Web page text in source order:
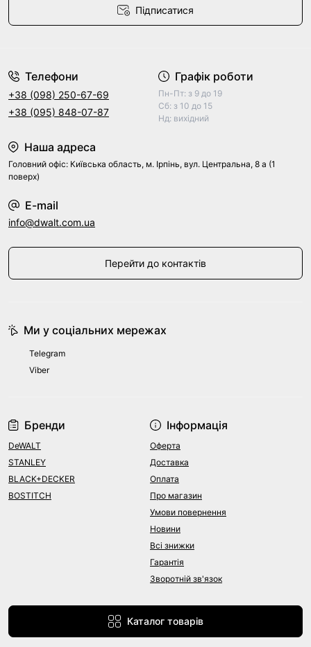
Підписатися
Телефони
+38 (098) 250-67-69
+38 (095) 848-07-87
Графік роботи
Пн-Пт: з 9 до 19
Сб: з 10 до 15
Нд: вихідний
Наша адреса
Головний офіс: Київська область, м. Ірпінь, вул. Центральна, 8 а (1
поверх)
E-mail
info@dwalt.com.ua
Перейти до контактів
Бренди
DeWALT
STANLEY
BLACK+DECKER
BOSTITCH
Інформація
Оферта
Доставка
Оплата
Про магазин
Умови повернення
Новини
Всі знижки
Гарантія
Зворотній зв'язок
Каталог товарів
Ми у соціальних мережах
Telegram
Viber